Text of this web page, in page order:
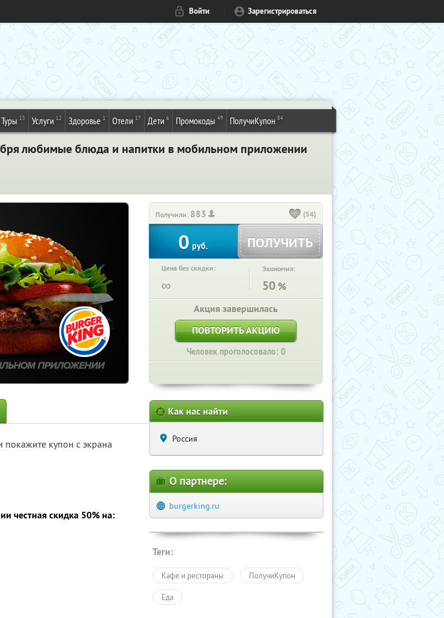
Войти Зарегистрироваться
Туры 13 Услуги 12 Здоровье 1 Отели 17 Дети 6 Промокоды 49 ПолучиКупон 84
любимые блюда и напитки в мобильном приложении
Получили: 883 (54)
0 руб. ПОЛУЧИТЬ
Цена без скидки:
∞
Экономия:
50 %
Акция завершилась
ПОВТОРИТЬ АКЦИЮ
Человек проголосовало: 0
покажите купон с экрана
честная скидка 50% на:
Как нас найти
Россия
О партнере:
burgerking.ru
Теги:
Кафе и рестораны ПолучиКупон
Еда